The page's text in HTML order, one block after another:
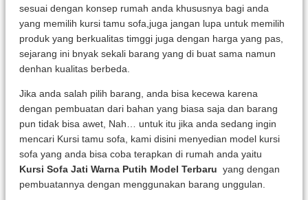
sesuai dengan konsep rumah anda khususnya bagi anda
yang memilih kursi tamu sofa,juga jangan lupa untuk memilih
produk yang berkualitas timggi juga dengan harga yang pas,
sejarang ini bnyak sekali barang yang di buat sama namun
denhan kualitas berbeda.
Jika anda salah pilih barang, anda bisa kecewa karena
dengan pembuatan dari bahan yang biasa saja dan barang
pun tidak bisa awet, Nah… untuk itu jika anda sedang ingin
mencari Kursi tamu sofa, kami disini menyedian model kursi
sofa yang anda bisa coba terapkan di rumah anda yaitu
Kursi Sofa Jati Warna Putih Model Terbaru yang dengan
pembuatannya dengan menggunakan barang unggulan.